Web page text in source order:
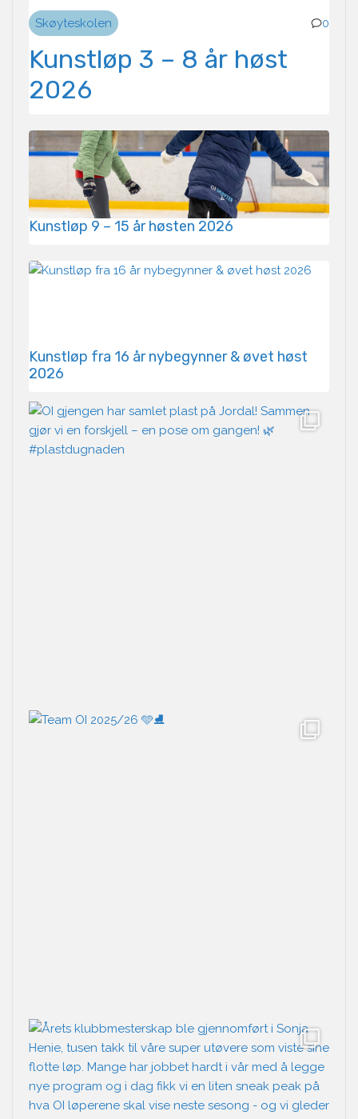
Skøyteskolen 0
Kunstløp 3 – 8 år høst
2026
Kunstløp 9 – 15 år høsten 2026
Kunstløp fra 16 år nybegynner & øvet høst
2026